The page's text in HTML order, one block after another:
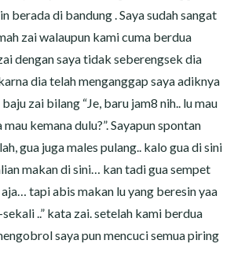
berada di bandung . Saya sudah sangat
zai walaupun kami cuma berdua
dengan saya tidak seberengsek dia
dia telah menganggap saya adiknya
zai bilang “Je, baru jam8 nih.. lu mau
kemana dulu?”. Sayapun spontan
gua juga males pulang.. kalo gua di sini
makan di sini… kan tadi gua sempet
tapi abis makan lu yang beresin yaa
..” kata zai. setelah kami berdua
saya pun mencuci semua piring